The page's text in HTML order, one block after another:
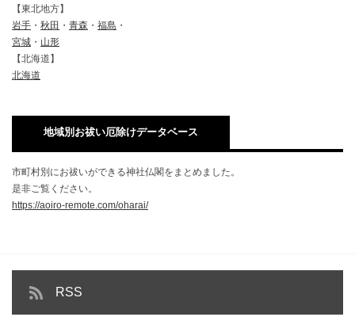
【東北地方】
岩手 ・ 秋田 ・ 青森 ・ 福島 ・
宮城 ・ 山形
【北海道】
北海道
地域別お祓い厄除けデータベース
市町村別にお祓いができる神社仏閣をまとめました。
是非ご覧ください。
https://aoiro-remote.com/oharai/
RSS